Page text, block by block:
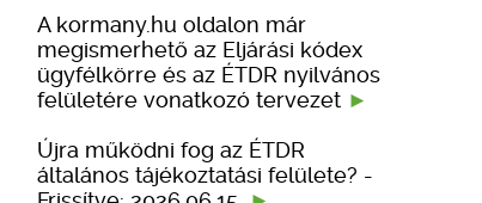
A kormany.hu oldalon már
megismerhető az Eljárási kódex
ügyfélkörre és az ÉTDR nyilvános
felületére vonatkozó tervezet
Újra működni fog az ÉTDR
általános tájékoztatási felülete? -